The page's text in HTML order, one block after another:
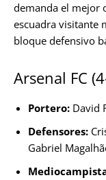
demanda el mejor
escuadra visitante
bloque defensivo
Arsenal FC
Portero: David
Defensores:
Gabriel